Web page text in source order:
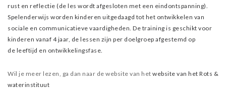
rust en reflectie (de les wordt afgesloten met een eindontspanning).
Spelenderwijs worden kinderen uitgedaagd tot het ontwikkelen van
sociale en communicatieve vaardigheden. De training is geschikt voor
kinderen vanaf 4 jaar, de lessen zijn per doelgroep afgestemd op
de leeftijd en ontwikkelingsfase.
Wil je meer lezen, ga dan naar de website van het website van het Rots &
waterinstituut